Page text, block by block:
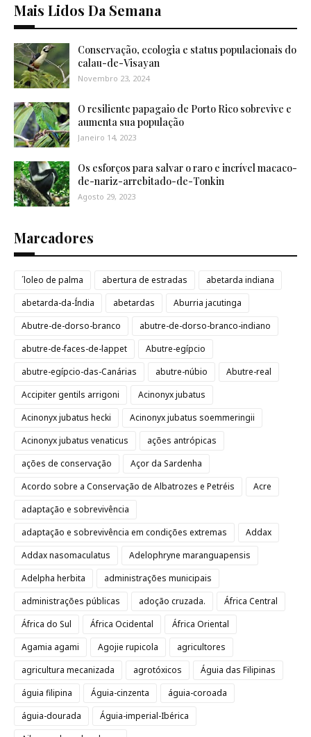
Mais Lidos Da Semana
Conservação, ecologia e status populacionais do
calau-de-Visayan
Novembro 23, 2024
O resiliente papagaio de Porto Rico sobrevive e
aumenta sua população
Janeiro 14, 2023
Os esforços para salvar o raro e incrível macaco-
de-nariz-arrebitado-de-Tonkin
Agosto 29, 2023
Marcadores
´loleo de palma abertura de estradas
abetarda indiana
abetarda-da-Índia
abetardas
Aburria jacutinga
Abutre-de-dorso-branco
abutre-de-dorso-branco-indiano
abutre-de-faces-de-lappet
Abutre-egípcio
abutre-egípcio-das-Canárias
abutre-núbio
Abutre-real
Accipiter gentils arrigoni
Acinonyx jubatus
Acinonyx jubatus hecki
Acinonyx jubatus soemmeringii
Acinonyx jubatus venaticus
ações antrópicas
ações de conservação
Açor da Sardenha
Acordo sobre a Conservação de Albatrozes e Petréis
Acre
adaptação e sobrevivência
adaptação e sobrevivência em condições extremas
Addax
Addax nasomaculatus
Adelophryne maranguapensis
Adelpha herbita
administrações municipais
administrações públicas
adoção cruzada.
África Central
África do Sul
África Ocidental
África Oriental
Agamia agami
Agojie rupicola
agricultores
agricultura mecanizada
agrotóxicos
Águia das Filipinas
águia filipina
Águia-cinzenta
águia-coroada
águia-dourada
Águia-imperial-Ibérica